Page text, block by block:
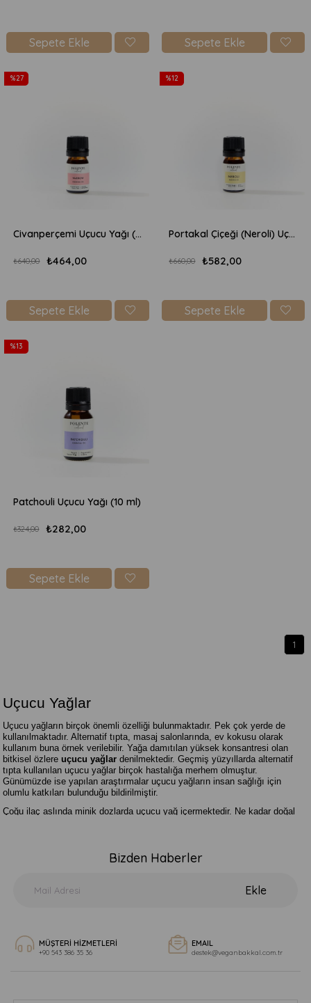
Sepete Ekle Sepete Ekle
Civanperçemi Uçucu Yağı (5 ml)
₺464,00
₺640,00
Sepete Ekle
%27
Portakal Çiçeği (Neroli) Uçucu Yağı (5 ml)
₺582,00
₺660,00
Sepete Ekle
%12
Patchouli Uçucu Yağı (10 ml)
₺282,00
₺324,00
Sepete Ekle
%13
1
Uçucu Yağlar
Uçucu yağların birçok önemli özelliği bulunmaktadır. Pek çok yerde de
kullanılmaktadır. Alternatif tıpta, masaj salonlarında, ev kokusu olarak
kullanım buna örnek verilebilir. Yağa damıtılan yüksek konsantresi olan
bitkisel özlereuçucu yağlar denilmektedir. Geçmiş yüzyıllarda alternatif
tıpta kullanılan uçucu yağlar birçok hastalığa merhem olmuştur.
Günümüzde ise yapılan araştırmalar uçucu yağların insan sağlığı için
olumlu katkıları bulunduğu bildirilmiştir.
Çoğu ilaç aslında minik dozlarda uçucu yağ içermektedir. Ne kadar doğal
stresi azaltması, ruh halinin sağlıklı bir hal alması, baş ağrıları ve migren
uçucu yağlar sizlere istediğiniz dinginliği sağlayacaktır. Dilerseniz tek
Uçucu Yağlarının Özellikleri
Her uçucu yağın kendine ait özel bir tesiri vardır. Kimiuçucu yağlarrahat
Bizden Haberler
Ekle
MÜŞTERİ HİZMETLERİ
+90 543 386 35 36
EMAIL
destek@veganbakkal.com.tr